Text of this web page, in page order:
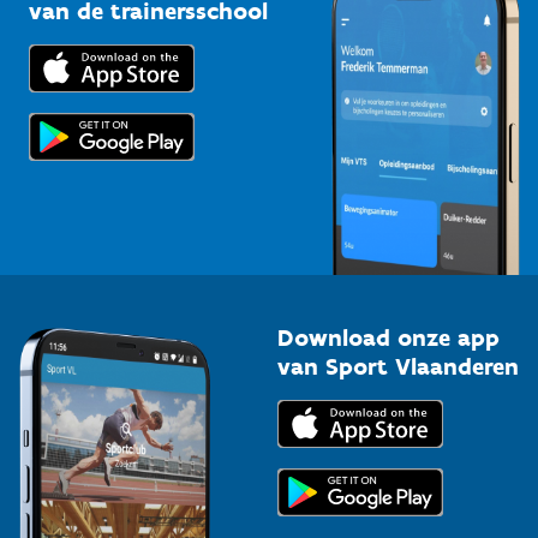
Trainers en begeleiders
Topsporters
Downloads
Voor de pers
van de trainersschool
Download onze app
van Sport Vlaanderen